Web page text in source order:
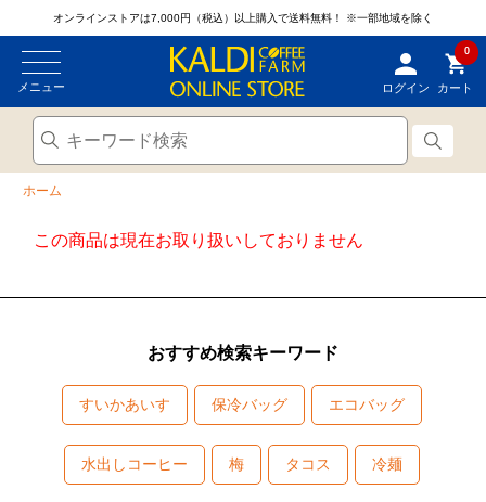
オンラインストアは7,000円（税込）以上購入で送料無料！ ※一部地域を除く
メニュー ログイン
0
カート
ホーム
この商品は現在お取り扱いしておりません
おすすめ検索キーワード
すいかあいす 保冷バッグ エコバッグ
水出しコーヒー 梅 タコス 冷麺